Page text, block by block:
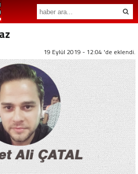
19 Eylül 2019 - 12:04 'de eklendi.